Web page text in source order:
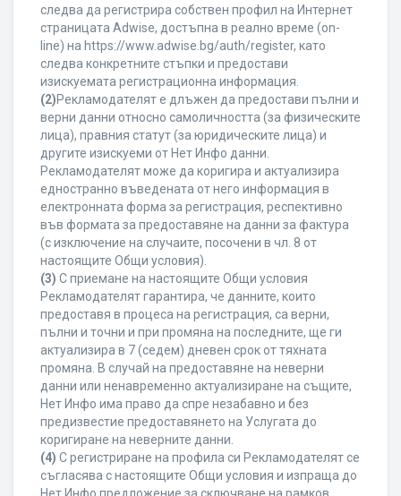
следва да регистрира собствен профил на Интернет
страницата Adwise, достъпна в реално време (on-
line) на https://www.adwise.bg/auth/register, като
следва конкретните стъпки и предостави
изискуемата регистрационна информация.
(2)Рекламодателят е длъжен да предостави пълни и
верни данни относно самоличността (за физическите
лица), правния статут (за юридическите лица) и
другите изискуеми от Нет Инфо данни.
Рекламодателят може да коригира и актуализира
едностранно въведената от него информация в
електронната форма за регистрация, респективно
във формата за предоставяне на данни за фактура
(с изключение на случаите, посочени в чл. 8 от
настоящите Общи условия).
(3) С приемане на настоящите Общи условия
Рекламодателят гарантира, че данните, които
предоставя в процеса на регистрация, са верни,
пълни и точни и при промяна на последните, ще ги
актуализира в 7 (седем) дневен срок от тяхната
промяна. В случай на предоставяне на неверни
данни или ненавременно актуализиране на същите,
Нет Инфо има право да спре незабавно и без
предизвестие предоставянето на Услугата до
коригиране на неверните данни.
(4) С регистриране на профила си Рекламодателят се
съгласява с настоящите Общи условия и изпраща до